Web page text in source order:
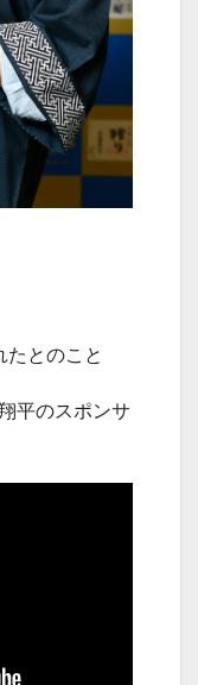
たとのこと
平のスポンサ